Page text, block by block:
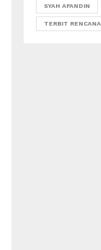
SYAH AFANDIN
TERBIT RENCANA